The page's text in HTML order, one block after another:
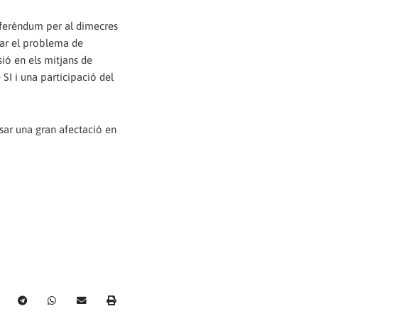
per al dimecres
el problema de
en els mitjans de
SI i una participació del
una gran afectació en